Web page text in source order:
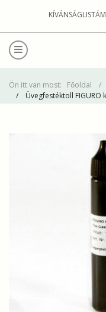
KÍVÁNSÁGLISTÁM
Ön itt van most: Főoldal
Üvegfestéktoll FIGURO